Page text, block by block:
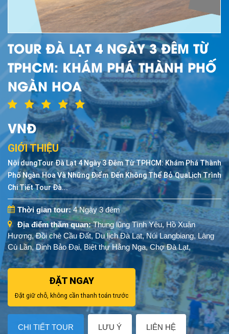
TOUR ĐÀ LẠT 4 NGÀY 3 ĐÊM TỪ
TPHCM: KHÁM PHÁ THÀNH PHỐ
NGÀN HOA
VNĐ
GIỚI THIỆU
Nội dungTour Đà Lạt 4 Ngày 3 Đêm Từ TPHCM: Khám Phá Thành
Phố Ngàn Hoa Và Những Điểm Đến Không Thể Bỏ QuaLịch Trình
Chi Tiết Tour Đà...
Thời gian tour:4 Ngày 3 đêm
Địa điểm thăm quan:Thung lũng Tình Yêu, Hồ Xuân
Hương, Đồi chè Cầu Đất, Du lịch Đà Lạt, Núi Langbiang, Làng
Cù Lần, Dinh Bảo Đại, Biệt thự Hằng Nga, Chợ Đà Lạt,
ĐẶT NGAY
Đặt giữ chỗ, không cần thanh toán trước
CHI TIẾT TOUR LƯU Ý LIÊN HỆ